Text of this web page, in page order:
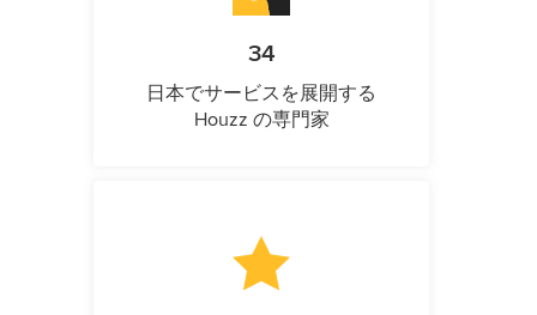
34
日本でサービスを展開する
Houzz の専門家